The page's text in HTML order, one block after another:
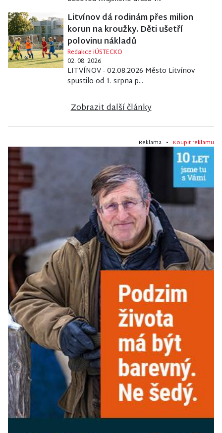
Litvínov dá rodinám přes milion
korun na kroužky. Děti ušetří
polovinu nákladů
Redakce iÚSTECKO
02. 08. 2026
LITVÍNOV - 02.08.2026 Město Litvínov
spustilo od 1. srpna p...
Zobrazit další články
Reklama • Koupit reklamu